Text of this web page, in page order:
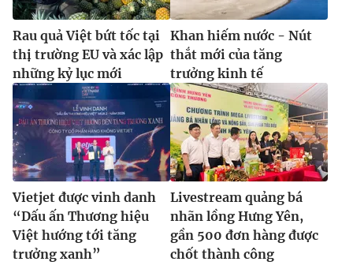
Rau quả Việt bứt tốc tại
thị trường EU và xác lập
những kỷ lục mới
Khan hiếm nước - Nút
thắt mới của tăng
trưởng kinh tế
Vietjet được vinh danh
“Dấu ấn Thương hiệu
Việt hướng tới tăng
trưởng xanh”
Livestream quảng bá
nhãn lồng Hưng Yên,
gần 500 đơn hàng được
chốt thành công